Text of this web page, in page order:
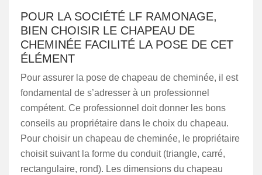
POUR LA SOCIÉTÉ LF RAMONAGE,
BIEN CHOISIR LE CHAPEAU DE
CHEMINÉE FACILITÉ LA POSE DE CET
ÉLÉMENT
Pour assurer la pose de chapeau de cheminée, il est
fondamental de s’adresser à un professionnel
compétent. Ce professionnel doit donner les bons
conseils au propriétaire dans le choix du chapeau.
Pour choisir un chapeau de cheminée, le propriétaire
choisit suivant la forme du conduit (triangle, carré,
rectangulaire, rond). Les dimensions du chapeau